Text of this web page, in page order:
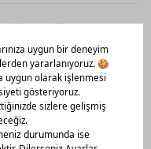
İndir!